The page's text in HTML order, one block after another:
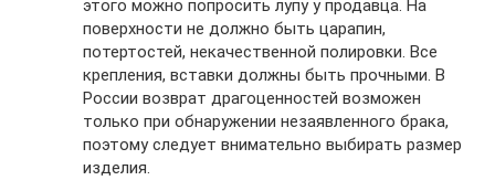
этого можно попросить лупу у продавца. На
поверхности не должно быть царапин,
потертостей, некачественной полировки. Все
крепления, вставки должны быть прочными. В
России возврат драгоценностей возможен
только при обнаружении незаявленного брака,
поэтому следует внимательно выбирать размер
изделия.